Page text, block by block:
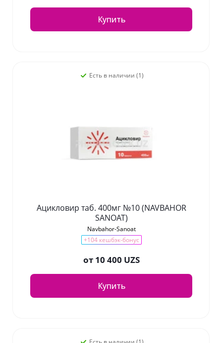
Купить
Есть в наличии (1)
Ацикловир таб. 400мг №10 (NAVBAHOR
SANOAT)
Navbahor-Sanoat
+104 кешбэк-бонус
от 10 400 UZS
Купить